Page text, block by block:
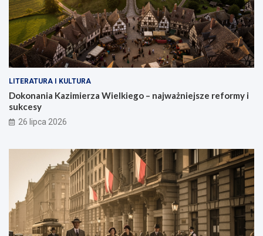
LITERATURA I KULTURA
Dokonania Kazimierza Wielkiego – najważniejsze reformy i
sukcesy
26 lipca 2026